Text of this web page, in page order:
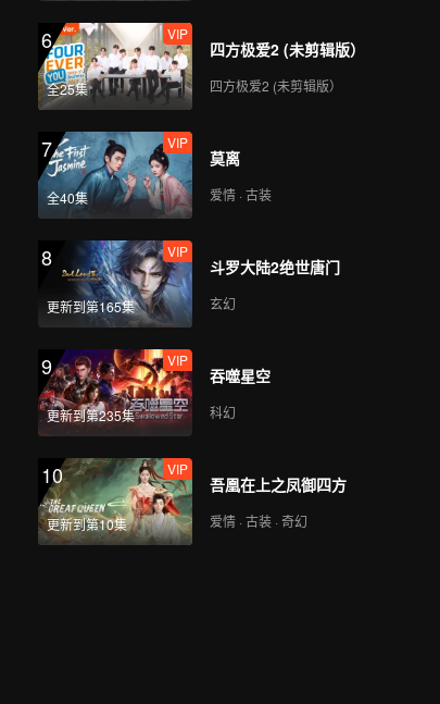
VIP 受宠若惊_09A
VIP 受宠若惊_09B
VIP 受宠若惊_10A
VIP 受宠若惊_10B
VIP 受宠若惊_11A
6
全25集
VIP
四方极爱2 (未剪辑版）
四方极爱2 (未剪辑版）
7
全40集
VIP
莫离
爱情 · 古装
8
更新到第165集
VIP
斗罗大陆2绝世唐门
玄幻
9
更新到第235集
VIP
吞噬星空
科幻
10
更新到第10集
VIP
吾凰在上之凤御四方
爱情 · 古装 · 奇幻